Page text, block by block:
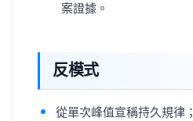
案證據。
反模式
從單次峰值宣稱持久規律；